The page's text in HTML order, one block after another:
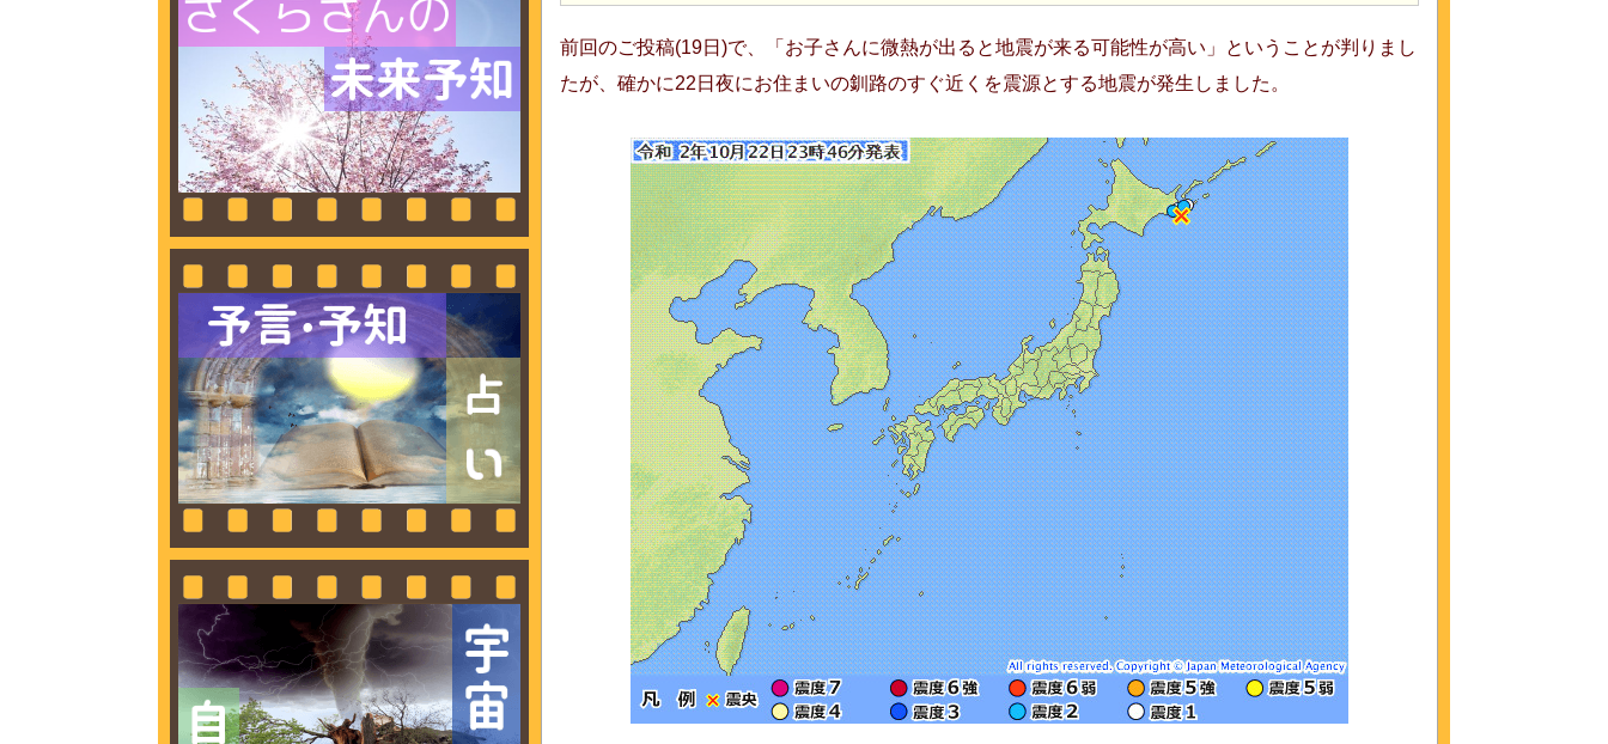
前回のご投稿(19日)で、「お子さんに微熱が出ると地震が来る可能性が高い」ということが判りまし
たが、確かに22日夜にお住まいの釧路のすぐ近くを震源とする地震が発生しました。